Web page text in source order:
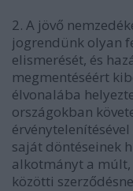
2. A jövő
jogrendünk olyan
elismerését, és
megmentéséért
élvonalába
országokban
saját döntéseinek
alkotmányt a múlt,
közötti